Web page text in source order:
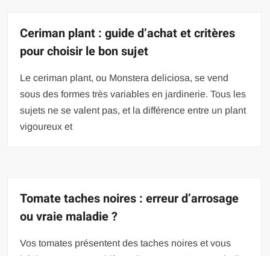
Ceriman plant : guide d’achat et critères
pour choisir le bon sujet
Le ceriman plant, ou Monstera deliciosa, se vend
sous des formes très variables en jardinerie. Tous les
sujets ne se valent pas, et la différence entre un plant
vigoureux et
Tomate taches noires : erreur d’arrosage
ou vraie maladie ?
Vos tomates présentent des taches noires et vous